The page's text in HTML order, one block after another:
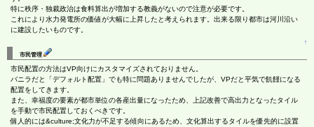
特に秩序・独裁政治は食料算出が増加する教義がないので注意が必要です。
これにより水力発電所の価値が大幅に上昇したと考えられます。出来る限り都市は河川沿い
に建設したいものです。
↑
市民管理
市民配置の方法はVP向けにカスタマイズされておりません。
バニラだと「デフォルト配置」でも特に問題ありませんでしたが、VPだと平気で飢饉になる
配置をしてきます。
また、幸福度の要素が都市単位の各産出量になったため、上記改善で高出力となったタイル
を手動で市民配置しておくべきです。
個人的には&culture;文化力が不足する傾向にあるため、文化算出するタイルを優先的に設置